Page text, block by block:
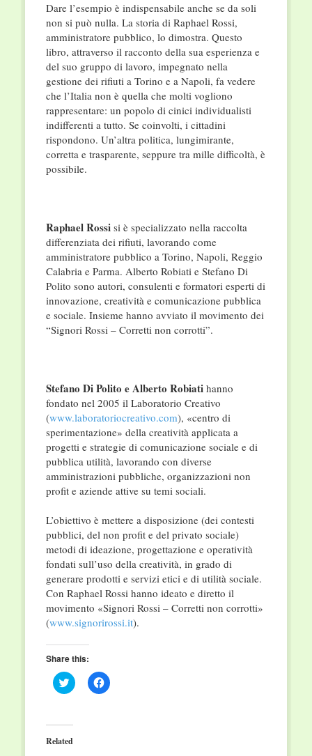
Dare l’esempio è indispensabile anche se da soli
non si può nulla. La storia di Raphael Rossi,
amministratore pubblico, lo dimostra. Questo
libro, attraverso il racconto della sua esperienza e
del suo gruppo di lavoro, impegnato nella
gestione dei rifiuti a Torino e a Napoli, fa vedere
che l’Italia non è quella che molti vogliono
rappresentare: un popolo di cinici individualisti
indifferenti a tutto. Se coinvolti, i cittadini
rispondono. Un’altra politica, lungimirante,
corretta e trasparente, seppure tra mille difficoltà, è
possibile.
Raphael Rossisi è specializzato nella raccolta
differenziata dei rifiuti, lavorando come
amministratore pubblico a Torino, Napoli, Reggio
Calabria e Parma. Alberto Robiati e Stefano Di
Polito sono autori, consulenti e formatori esperti di
innovazione, creatività e comunicazione pubblica
e sociale. Insieme hanno avviato il movimento dei
“Signori Rossi – Corretti non corrotti”.
Stefano Di Polito e Alberto Robiatihanno
fondato nel 2005 il Laboratorio Creativo
(www.laboratoriocreativo.com), «centro di
sperimentazione» della creatività applicata a
progetti e strategie di comunicazione sociale e di
pubblica utilità, lavorando con diverse
amministrazioni pubbliche, organizzazioni non
profit e aziende attive su temi sociali.
L’obiettivo è mettere a disposizione (dei contesti
pubblici, del non profit e del privato sociale)
metodi di ideazione, progettazione e operatività
fondati sull’uso della creatività, in grado di
generare prodotti e servizi etici e di utilità sociale.
Con Raphael Rossi hanno ideato e diretto il
movimento «Signori Rossi – Corretti non corrotti»
(www.signorirossi.it).
Share this:
Click
to
(Opens
in
new
Click
to
Related